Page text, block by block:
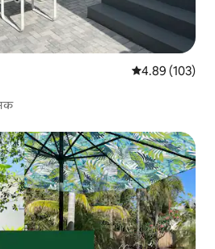
औसत रेटिंग 5 में से
4.89 (103)